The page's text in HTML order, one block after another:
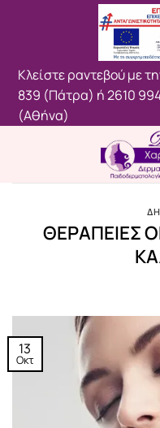
Κλείστε ραντεβού με
839 (Πάτρα) ή2610
(Aθήνα)
ΘΕΡΑΠΕΙΕΣ
13
Οκτ